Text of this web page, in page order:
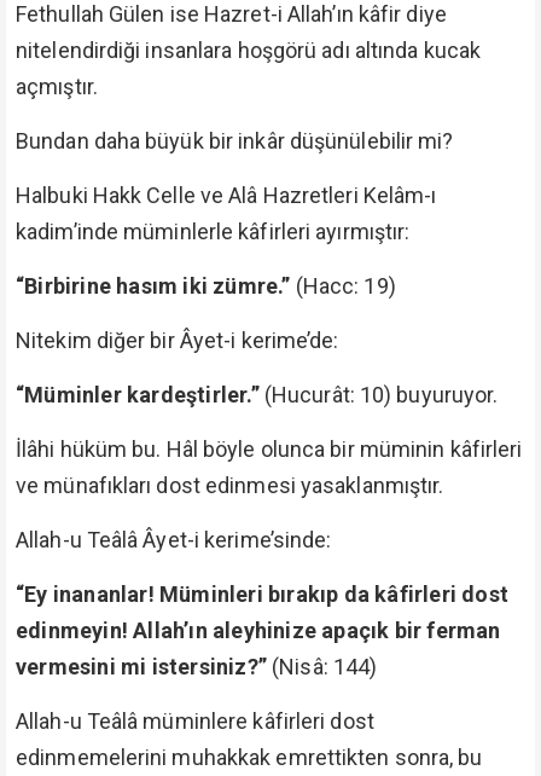
Fethullah Gülen ise Hazret-i Allah’ın kâfir diye
nitelendirdiği insanlara hoşgörü adı altında kucak
açmıştır.
Bundan daha büyük bir inkâr düşünülebilir mi?
Halbuki Hakk Celle ve Alâ Hazretleri Kelâm-ı
kadim’inde müminlerle kâfirleri ayırmıştır:
“Birbirine hasım iki zümre.” (Hacc: 19)
Nitekim diğer bir Âyet-i kerime’de:
“Müminler kardeştirler.”(Hucurât: 10) buyuruyor.
İlâhi hüküm bu. Hâl böyle olunca bir müminin kâfirleri
ve münafıkları dost edinmesi yasaklanmıştır.
Allah-u Teâlâ Âyet-i kerime’sinde:
“Ey inananlar! Müminleri bırakıp da kâfirleri dost
edinmeyin! Allah’ın aleyhinize apaçık bir ferman
vermesini mi istersiniz?” (Nisâ: 144)
Allah-u Teâlâ müminlere kâfirleri dost
edinmemelerini muhakkak emrettikten sonra, bu